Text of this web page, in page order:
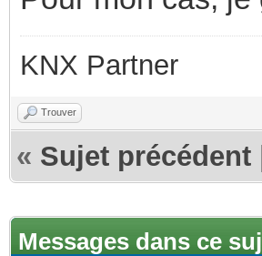
KNX Partner
Trouver
« Sujet précédent
Messages dans ce